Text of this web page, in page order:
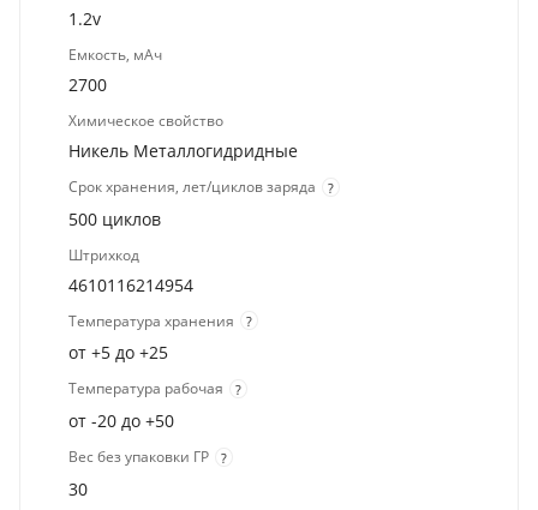
1.2v
Емкость, мАч
2700
Химическое свойство
Никель Металлогидридные
Срок хранения, лет/циклов заряда ?
500 циклов
Штрихкод
4610116214954
Температура хранения ?
от +5 до +25
Температура рабочая ?
от -20 до +50
Вес без упаковки ГР ?
30